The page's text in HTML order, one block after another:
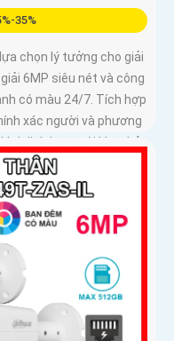
35%
chọn lý tưởng cho giải
6MP siêu nét và công
có màu 24/7. Tích hợp
xác người và phương
linh hoạt với khe thẻ